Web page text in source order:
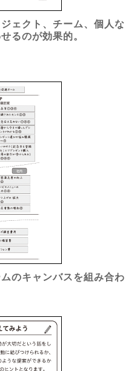
ェクト、チーム、個人な
るのが効果的。
のキャンバスを組み合わ